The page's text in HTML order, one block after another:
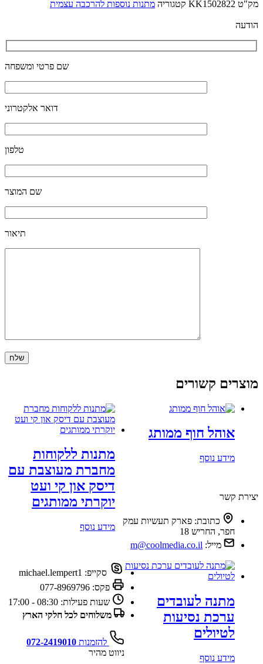
מק"ט KK1502822 קטגוריה מתנות נוספות להרכבה עצמית
הודעה
שם פרטי ומשפחה
דואר אלקטרוני
טלפון
שם המוצר
תיאור
מוצרים קשורים
אוהל חוף ממותג
מידע נוסף
מתנות ללקוחות
מחברת מעוצבת עם
דיסק און קי ועט
יוקרתי ממותגים
מידע נוסף
מתנה לעובדים
ערכת נסיעות
לטיולים
מידע נוסף
יצירת קשר
כתובת: פארק תעשיות עמק
חפר, החריש 18
מייל: m@coolmedia.co.il
סקייפ: michael.lempert1
פקס:077-8969796
שעות פעילות:08:30 - 17:00
משלוחים לכל חלקי הארץ
להזמנות072-2419010
ניווט מהיר